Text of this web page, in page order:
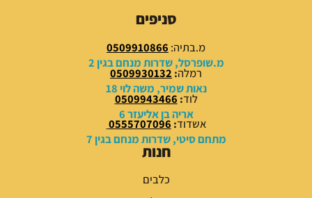
.
0
0
₪
.
0
0
₪
.
סניפים
מ.בתיה: 0509910866
מ.שופרסל, שדרות מנחם בגין 2
רמלה:
0509930132
נאות שמיר, משה לוי 18
לוד:
0509943466
אריה בן אליעזר 6
אשדוד:
0555707096
מתחם סיטי, שדרות מנחם בגין 7
חנות
כלבים